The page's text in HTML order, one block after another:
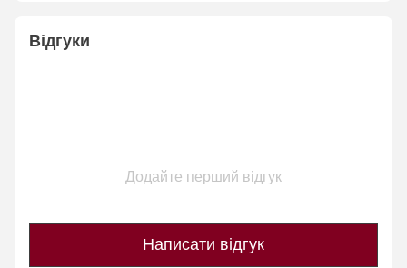
Відгуки
Додайте перший відгук
Написати відгук